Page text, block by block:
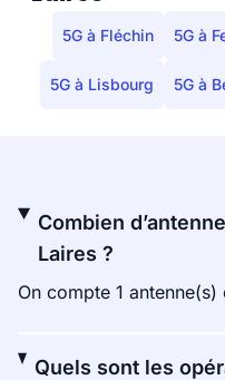
5G à Fléchin 5G à
5G à Lisbourg 5G à
Combien
Laires ?
On compte 1
Quels sont les